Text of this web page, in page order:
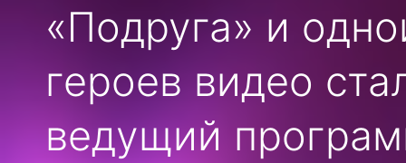
«Подруга» и
героев видео
ведущий